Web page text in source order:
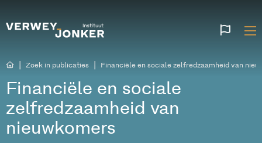
Zoek in publicaties Financiële en sociale zelfredzaamheid van
Financiële en sociale
zelfredzaamheid van
nieuwkomers